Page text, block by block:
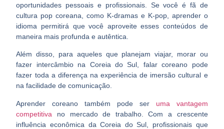
oportunidades pessoais e profissionais. Se você é fã de
cultura pop coreana, como K-dramas e K-pop, aprender o
idioma permitirá que você aproveite esses conteúdos de
maneira mais profunda e autêntica.
Além disso, para aqueles que planejam viajar, morar ou
fazer intercâmbio na Coreia do Sul, falar coreano pode
fazer toda a diferença na experiência de imersão cultural e
na facilidade de comunicação.
Aprender coreano também pode ser uma vantagem
competitiva no mercado de trabalho. Com a crescente
influência econômica da Coreia do Sul, profissionais que